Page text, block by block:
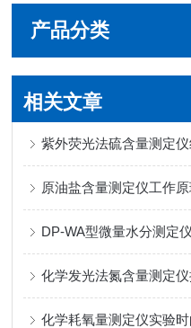
产品分类
相关文章
紫外荧光法硫含量测定
原油盐含量测定仪工作
DP-WA型微量水分测定
化学发光法氮含量测定
化学耗氧量测定仪实验